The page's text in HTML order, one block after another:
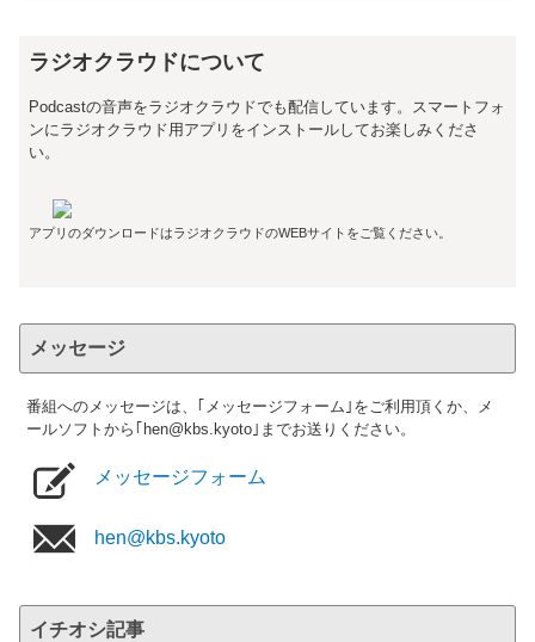
ラジオクラウドについて
Podcastの音声をラジオクラウドでも配信しています。スマートフォ
ンにラジオクラウド用アプリをインストールしてお楽しみくださ
い。
アプリのダウンロードはラジオクラウドのWEBサイトをご覧ください。
メッセージ
番組へのメッセージは、｢メッセージフォーム｣をご利用頂くか、メ
ールソフトから｢hen@kbs.kyoto｣までお送りください。
メッセージフォーム
hen@kbs.kyoto
イチオシ記事